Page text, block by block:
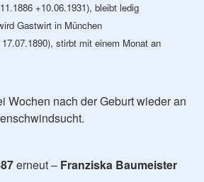
+10.06.1931), bleibt ledig
Gastwirt in München
stirbt mit einem Monat an
Wochen nach der Geburt wieder an
erneut – Franziska Baumeister